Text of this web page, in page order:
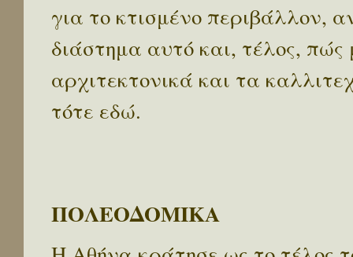
για το κτισμένο περιβάλλον,
διάστημα αυτό και, τέλος,
αρχιτεκτονικά και τα
τότε εδώ.
ΠΟΛΕΟΔΟΜΙΚΑ